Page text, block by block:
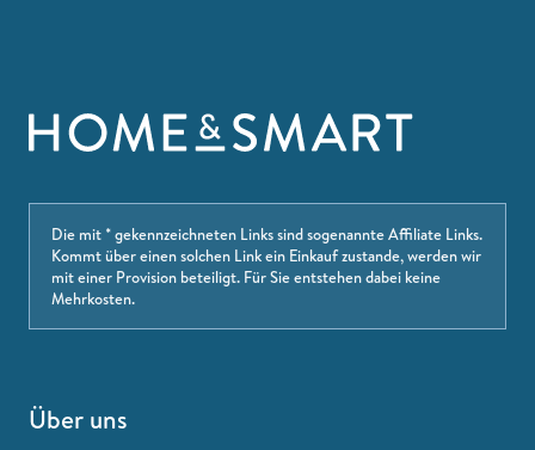
Die mit * gekennzeichneten Links sind sogenannte Affiliate Links.
Kommt über einen solchen Link ein Einkauf zustande, werden wir
mit einer Provision beteiligt. Für Sie entstehen dabei keine
Mehrkosten.
Über uns